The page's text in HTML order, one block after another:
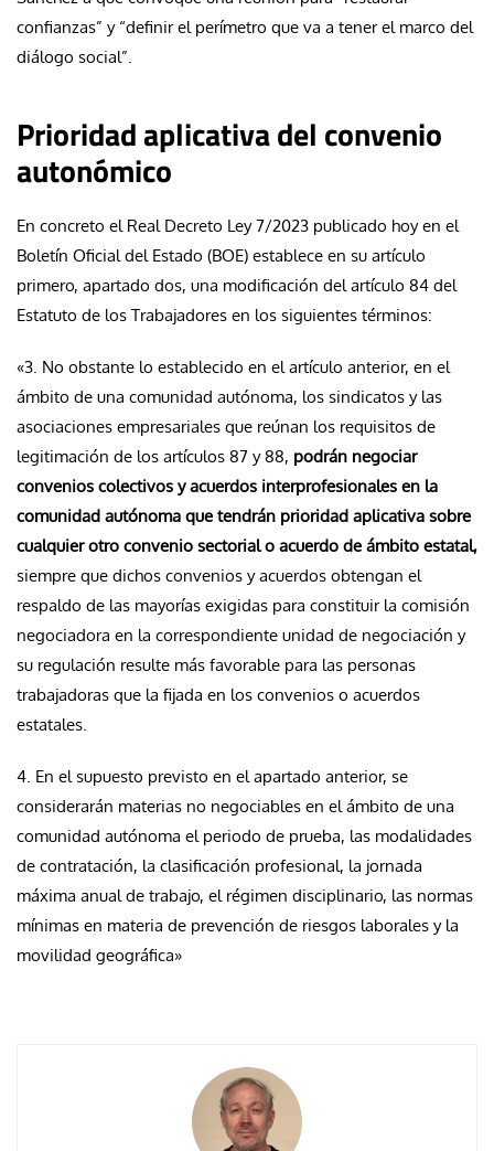
confianzas” y “definir el perímetro que va a tener el marco del
diálogo social”.
Prioridad aplicativa del convenio
autonómico
En concreto el Real Decreto Ley 7/2023 publicado hoy en el
Boletín Oficial del Estado (BOE) establece en su artículo
primero, apartado dos, una modificación del artículo 84 del
Estatuto de los Trabajadores en los siguientes términos:
«3. No obstante lo establecido en el artículo anterior, en el
ámbito de una comunidad autónoma, los sindicatos y las
asociaciones empresariales que reúnan los requisitos de
legitimación de los artículos 87 y 88, podrán negociar
convenios colectivos y acuerdos interprofesionales en la
comunidad autónoma que tendrán prioridad aplicativa sobre
cualquier otro convenio sectorial o acuerdo de ámbito estatal,
siempre que dichos convenios y acuerdos obtengan el
respaldo de las mayorías exigidas para constituir la comisión
negociadora en la correspondiente unidad de negociación y
su regulación resulte más favorable para las personas
trabajadoras que la fijada en los convenios o acuerdos
estatales.
4. En el supuesto previsto en el apartado anterior, se
considerarán materias no negociables en el ámbito de una
comunidad autónoma el periodo de prueba, las modalidades
de contratación, la clasificación profesional, la jornada
máxima anual de trabajo, el régimen disciplinario, las normas
mínimas en materia de prevención de riesgos laborales y la
movilidad geográfica»